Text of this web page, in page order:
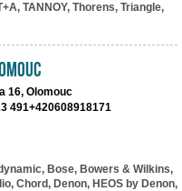
TANNOY, Thorens, Triangle,
16, Olomouc
491+420608918171
Bose, Bowers & Wilkins,
Chord, Denon, HEOS by Denon,